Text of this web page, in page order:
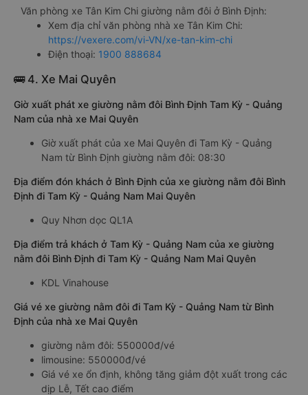
Văn phòng xe Tân Kim Chi giường nằm đôi ở Bình Định:
Xem địa chỉ văn phòng nhà xe Tân Kim Chi:
https://vexere.com/vi-VN/xe-tan-kim-chi
Điện thoại: 1900 888684
🚌 4. Xe Mai Quyên
Giờ xuất phát xe giường nằm đôi Bình Định Tam Kỳ - Quảng
Nam của nhà xe Mai Quyên
Giờ xuất phát của xe Mai Quyên đi Tam Kỳ - Quảng
Nam từ Bình Định giường nằm đôi: 08:30
Địa điểm đón khách ở Bình Định của xe giường nằm đôi Bình
Định đi Tam Kỳ - Quảng Nam Mai Quyên
Quy Nhơn dọc QL1A
Địa điểm trả khách ở Tam Kỳ - Quảng Nam của xe giường
nằm đôi Bình Định đi Tam Kỳ - Quảng Nam Mai Quyên
KDL Vinahouse
Giá vé xe giường nằm đôi đi Tam Kỳ - Quảng Nam từ Bình
Định của nhà xe Mai Quyên
giường nằm đôi: 550000đ/vé
limousine: 550000đ/vé
Giá vé xe ổn định, không tăng giảm đột xuất trong các
dịp Lễ, Tết cao điểm